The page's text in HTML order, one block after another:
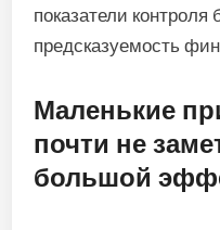
показатели контроля
предсказуемость
Маленькие
почти не
большой